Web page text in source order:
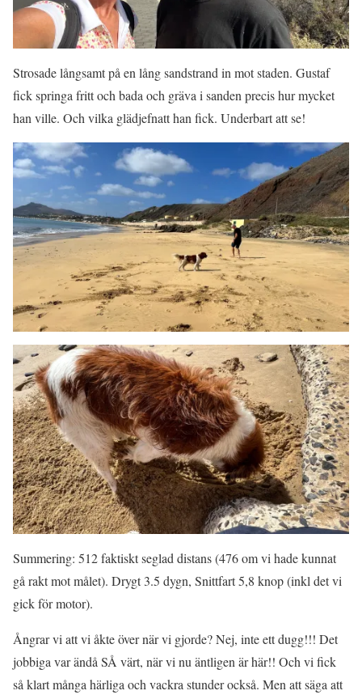
Strosade långsamt på en lång sandstrand in mot staden. Gustaf
fick springa fritt och bada och gräva i sanden precis hur mycket
han ville. Och vilka glädjefnatt han fick. Underbart att se!
Summering: 512 faktiskt seglad distans (476 om vi hade kunnat
gå rakt mot målet). Drygt 3.5 dygn, Snittfart 5,8 knop (inkl det vi
gick för motor).
Ångrar vi att vi åkte över när vi gjorde? Nej, inte ett dugg!!! Det
jobbiga var ändå SÅ värt, när vi nu äntligen är här!! Och vi fick
så klart många härliga och vackra stunder också. Men att säga att